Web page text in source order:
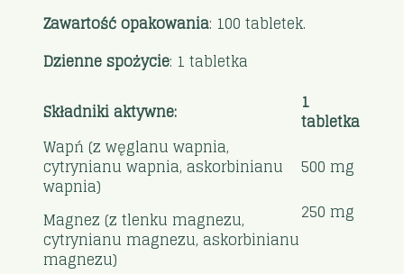
Zawartość opakowania: 100 tabletek.
Dzienne spożycie: 1 tabletka
Składniki aktywne:
1
tabletka
Wapń (z węglanu wapnia,
cytrynianu wapnia, askorbinianu
wapnia)
500 mg
Magnez (z tlenku magnezu,
cytrynianu magnezu, askorbinianu
magnezu)
250 mg